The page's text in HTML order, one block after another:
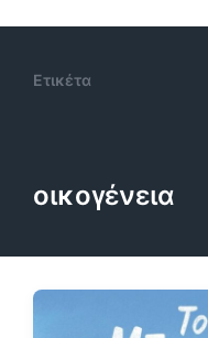
Ετικέτα
οικογένεια